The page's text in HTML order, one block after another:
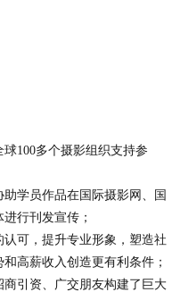
100多个摄影组织支持参
学员作品在国际摄影网、国
行刊发宣传；
可，提升专业形象，塑造社
高薪收入创造更有利条件；
商引资、广交朋友构建了巨大